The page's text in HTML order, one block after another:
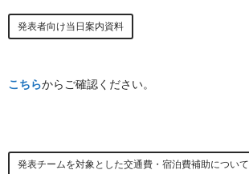
発表者向け当日案内資料
こちらからご確認ください。
発表チームを対象とした交通費・宿泊費補助について